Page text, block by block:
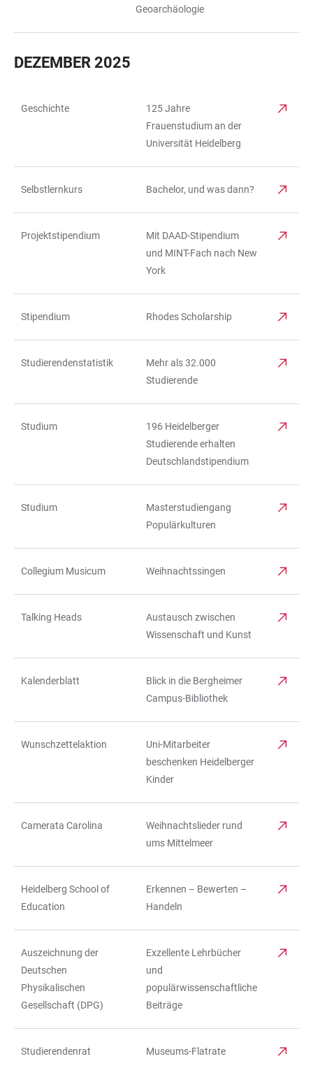
Geoarchäologie
DEZEMBER 2025
Geschichte
125 Jahre
Frauenstudium an der
Universität Heidelberg
Selbstlernkurs Bachelor, und was dann?
Projektstipendium
Mit DAAD-Stipendium
und MINT-Fach nach New
York
Stipendium Rhodes Scholarship
Studierendenstatistik
Mehr als 32.000
Studierende
Studium
196 Heidelberger
Studierende erhalten
Deutschlandstipendium
Studium
Masterstudiengang
Populärkulturen
Collegium Musicum Weihnachtssingen
Talking Heads
Austausch zwischen
Wissenschaft und Kunst
Kalenderblatt
Blick in die Bergheimer
Campus-Bibliothek
Wunschzettelaktion
Uni-Mitarbeiter
beschenken Heidelberger
Kinder
Camerata Carolina
Weihnachtslieder rund
ums Mittelmeer
Heidelberg School of
Education
Erkennen – Bewerten –
Handeln
Auszeichnung der
Deutschen
Physikalischen
Gesellschaft (DPG)
Exzellente Lehrbücher
und
populärwissenschaftliche
Beiträge
Studierendenrat Museums-Flatrate